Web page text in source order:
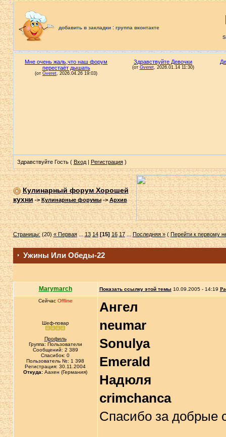
добавить в закладки: группа вконтакте
Здравствуйте Гость ( Вход| Регистрация)
Кулинарный форум Хорошей
кухни->Кулинарные форумы->Архив
Страницы:(20)« Первая...13 14 [15] 16 17...Последняя »( Перейти к первому
Ужины Или Обеды-22
Marymarch Показать ссылку этой темы 10.09.2005 - 14:19
Сейчас Offline
Шеф-повар
Профиль
Группа: Пользователи
Сообщений: 2 389
Спасибок: 0
Пользователь №: 1 398
Регистрация: 30.11.2004
Откуда: Аахен (Германия)
Ангел
neumar
Sonulya
Emerald
Надюля
crimchanca
Спасибо за добрые